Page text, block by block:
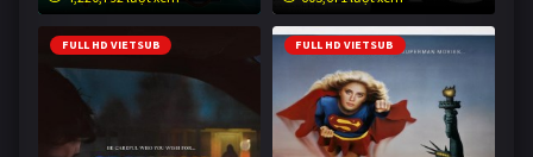
FULL HD VIETSUB FULL HD VIETSUB